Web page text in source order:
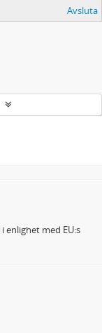
Avsluta
enlighet med EU:s